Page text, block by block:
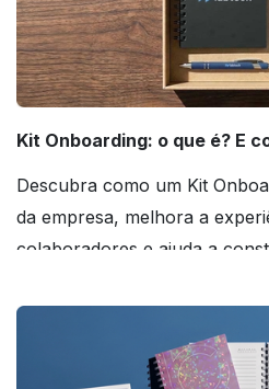
Kit Onboarding: o que é? E
Descubra como um Kit
da empresa, melhora a
colaboradores e ajuda a